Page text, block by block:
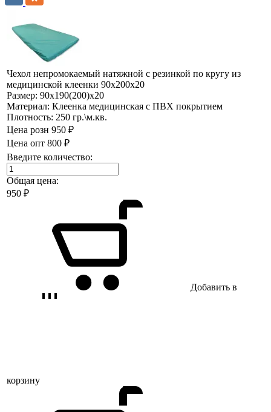
Чехол непромокаемый натяжной с резинкой по кругу из
медицинской клеенки 90х200х20
Размер: 90х190(200)х20
Материал: Клеенка медицинская с ПВХ покрытием
Плотность: 250 гр.\м.кв.
Цена розн 950 ₽
Цена опт 800 ₽
Введите количество:
Общая цена:
950 ₽
Добавить в
корзину